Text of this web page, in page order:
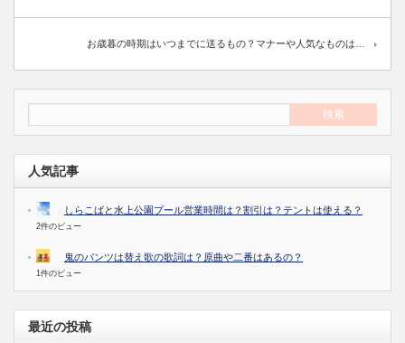
お歳暮の時期はいつまでに送るもの？マナーや人気なものは…
人気記事
しらこばと水上公園プール営業時間は？割引は？テントは使える？
2件のビュー
鬼のパンツは替え歌の歌詞は？原曲や二番はあるの？
1件のビュー
最近の投稿